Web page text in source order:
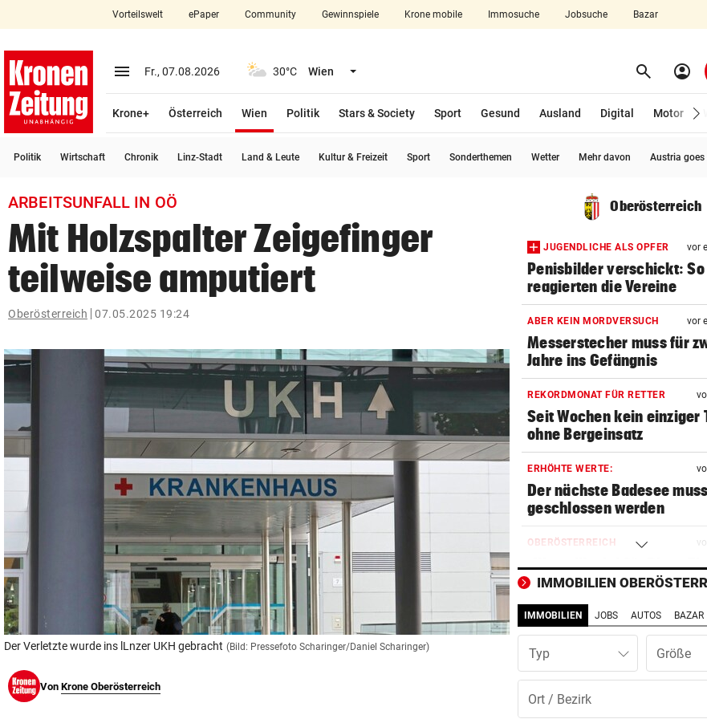
closeSchließen
account_circle Anmelden
arrow_right
bookmark
search
Suchbegriff
eingeben
© Krone Multimedia GmbH & Co KG 2026
Vorteilswelt ePaper Community Gewinnspiele Krone mobile Immosuche Jobsuche Bazar
menu Menü aufklappen
Fr., 07.08.2026 30°C Wien Menü aufklappen search Suchen
account_circle
Krone+ Österreich Wien
Politik
Stars & Society Sport Gesund Ausland Digital Motor
Politik Wirtschaft Chronik Linz-Stadt Land & Leute Kultur & Freizeit Sport Sonderthemen Wetter Mehr davon Austria goes
ARBEITSUNFALL IN OÖ
Mit Holzspalter Zeigefinger
teilweise amputiert
Oberösterreich 07.05.2025 19:24
Der Verletzte wurde ins lLnzer UKH gebracht (Bild: Pressefoto Scharinger/Daniel Scharinger)
Von Krone Oberösterreich
Oberösterreich
JUGENDLICHE ALS OPFER vor
Penisbilder verschickt: So
reagierten die Vereine
ABER KEIN MORDVERSUCH vor
Messerstecher muss für
Jahre ins Gefängnis
REKORDMONAT FÜR RETTER
Seit Wochen kein einziger
ohne Bergeinsatz
ERHÖHTE WERTE:
Der nächste Badesee
geschlossen werden
OBERÖSTERREICH
„Wer will mich?“: Diese
haben kein Zuhause
FEUERWEHR-AUSSTATTER
Waldbrände „befeuern“
Geschäft von Rosenbauer
Regeln bei Deutschkursen
IMMOBILIEN
IMMOBILIEN JOBS AUTOS BAZAR
Typ